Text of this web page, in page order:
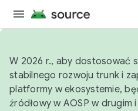
W 2026 r., aby dostosować
stabilnego rozwoju trunk i
platformy w ekosystemie,
źródłowy w AOSP w drugim